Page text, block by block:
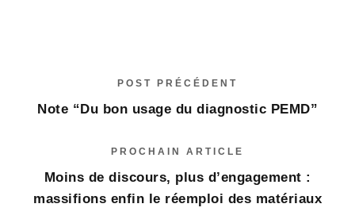
POST PRÉCÉDENT
Note “Du bon usage du diagnostic PEMD”
PROCHAIN ARTICLE
Moins de discours, plus d’engagement :
massifions enfin le réemploi des matériaux